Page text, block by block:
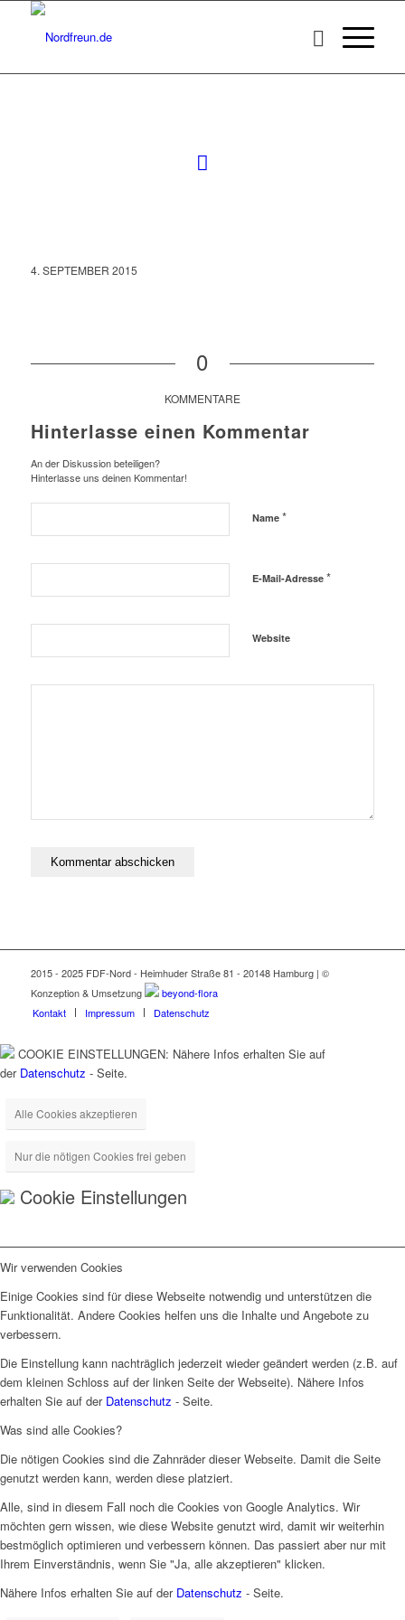
4. SEPTEMBER 2015
0
KOMMENTARE
Hinterlasse einen Kommentar
An der Diskussion beteiligen?
Hinterlasse uns deinen Kommentar!
Name *
E-Mail-Adresse *
Website
2015 - 2025 FDF-Nord - Heimhuder Straße 81 - 20148 Hamburg | ©
Konzeption & Umsetzung
beyond-flora
Kontakt
Impressum Datenschutz
COOKIE EINSTELLUNGEN: Nähere Infos erhalten Sie auf
der Datenschutz - Seite.
Alle Cookies akzeptieren
Nur die nötigen Cookies frei geben
Cookie Einstellungen
Wir verwenden Cookies
Einige Cookies sind für diese Webseite notwendig und unterstützen die
Funktionalität. Andere Cookies helfen uns die Inhalte und Angebote zu
verbessern.
Die Einstellung kann nachträglich jederzeit wieder geändert werden (z.B. auf
dem kleinen Schloss auf der linken Seite der Webseite). Nähere Infos
erhalten Sie auf der Datenschutz - Seite.
Was sind alle Cookies?
Die nötigen Cookies sind die Zahnräder dieser Webseite. Damit die Seite
genutzt werden kann, werden diese platziert.
Alle, sind in diesem Fall noch die Cookies von Google Analytics. Wir
möchten gern wissen, wie diese Website genutzt wird, damit wir weiterhin
bestmöglich optimieren und verbessern können. Das passiert aber nur mit
Ihrem Einverständnis, wenn Sie "Ja, alle akzeptieren" klicken.
Nähere Infos erhalten Sie auf der Datenschutz - Seite.